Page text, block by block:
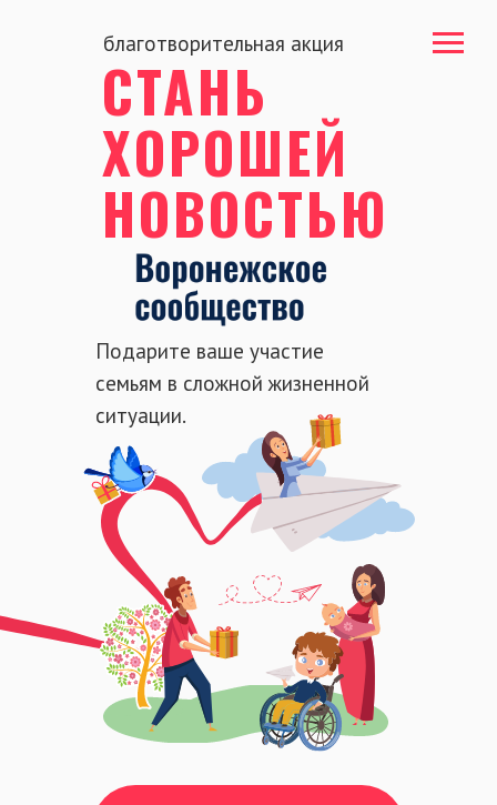
СТАНЬ
ХОРОШЕЙ
НОВОСТЬЮ
благотворительная акция
Подарите ваше участие
семьям в сложной жизненной
ситуации.